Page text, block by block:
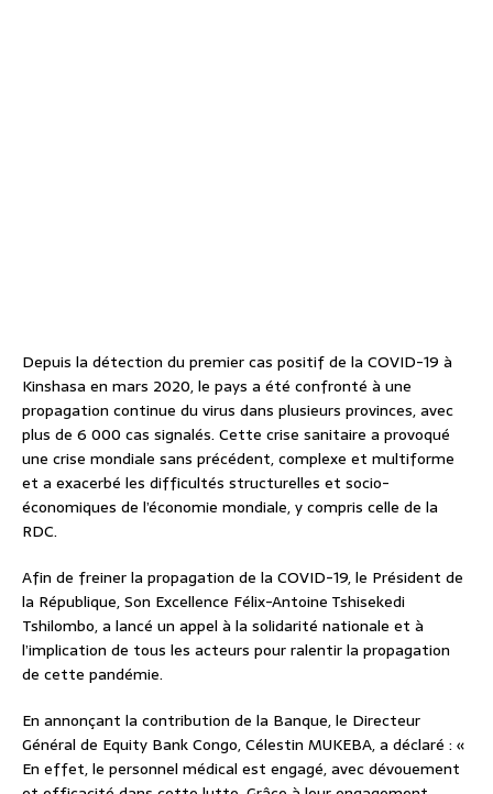
Depuis la détection du premier cas positif de la COVID-19 à
Kinshasa en mars 2020, le pays a été confronté à une
propagation continue du virus dans plusieurs provinces, avec
plus de 6 000 cas signalés. Cette crise sanitaire a provoqué
une crise mondiale sans précédent, complexe et multiforme
et a exacerbé les difficultés structurelles et socio-
économiques de l’économie mondiale, y compris celle de la
RDC.
Afin de freiner la propagation de la COVID-19, le Président de
la République, Son Excellence Félix-Antoine Tshisekedi
Tshilombo, a lancé un appel à la solidarité nationale et à
l’implication de tous les acteurs pour ralentir la propagation
de cette pandémie.
En annonçant la contribution de la Banque, le Directeur
Général de Equity Bank Congo, Célestin MUKEBA, a déclaré : «
En effet, le personnel médical est engagé, avec dévouement